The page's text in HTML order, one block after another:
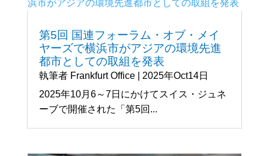
第5回 国連フォーラム・オブ・メイ
ヤーズで横浜市がアジアの環境先進
都市としての取組を発表
執筆者 Frankfurt Office| 2025年Oct14日
2025年10月6～7日にかけてスイス・ジュネ
ーブで開催された「第5回...